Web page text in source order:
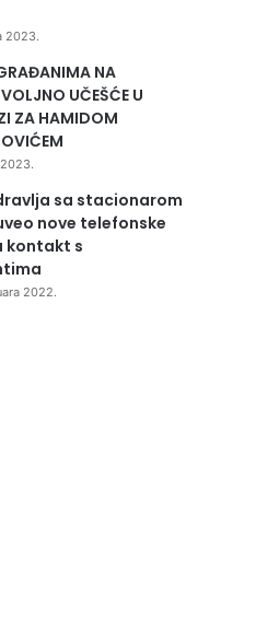
2023.
NA
UČEŠĆE U
ZA HAMIDOM
sa stacionarom
nove telefonske
kontakt s
2022.